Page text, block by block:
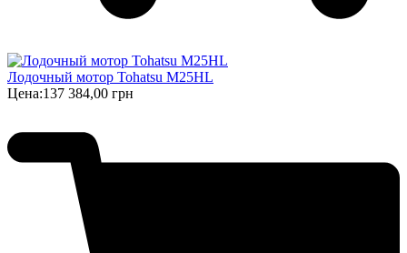
Лодочный мотор Tohatsu M25HL
Цена:137 384,00 грн